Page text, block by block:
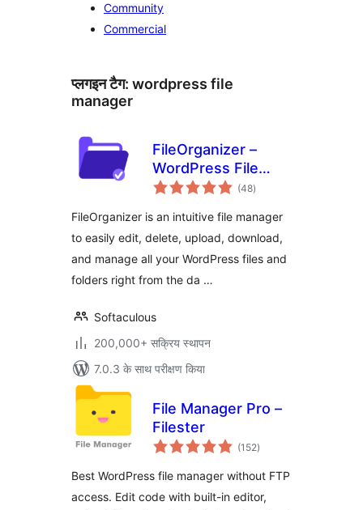
Community
Commercial
प्लगइन टैग: wordpress file
manager
FileOrganizer –
WordPress File
Manager
(48कुल
दर)
FileOrganizer is an intuitive file manager
to easily edit, delete, upload, download,
and manage all your WordPress files and
folders right from the da …
Softaculous
200,000+ सक्रिय स्थापन
7.0.3 के साथ परीक्षण किया
File Manager Pro –
Filester
(152कुल
दर)
Best WordPress file manager without FTP
access. Edit code with built-in editor,